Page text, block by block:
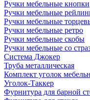
Ручки мебельные кнопки
Ручки мебельные
Ручки мебельные
Ручки мебельные ретро
Ручки мебельные скобы
Ручки мебельные со
Система Джокер
Труба металлическая
Комплект уголок
Уголок-Таккер
Фурнитура для барной